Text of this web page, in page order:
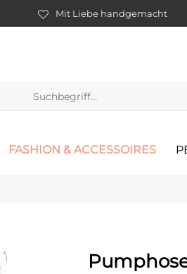
Mit Liebe handgemacht
FASHION & ACCESSOIRES